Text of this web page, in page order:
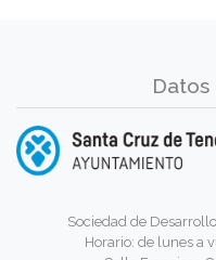
Sociedad de
Horario: de lunes a